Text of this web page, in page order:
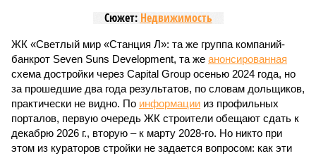
Сюжет: Недвижимость
ЖК «Светлый мир «Станция Л»: та же группа компаний-
банкрот Seven Suns Development, та же анонсированная
схема достройки через Capital Group осенью 2024 года, но
за прошедшие два года результатов, по словам дольщиков,
практически не видно. По информации из профильных
порталов, первую очередь ЖК строители обещают сдать к
декабрю 2026 г., вторую – к марту 2028-го. Но никто при
этом из кураторов стройки не задается вопросом: как эти